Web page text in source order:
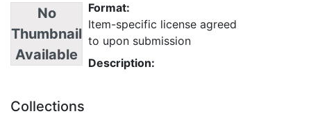
No
Thumbnail
Available
Format:
Item-specific license agreed
to upon submission
Description:
Collections